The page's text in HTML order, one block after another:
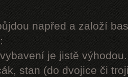
napřed a založí
je jistě výhodou.
stan (do dvojice či